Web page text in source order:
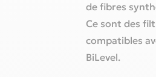
de fibres
Ce sont des
compatibles
BiLevel.